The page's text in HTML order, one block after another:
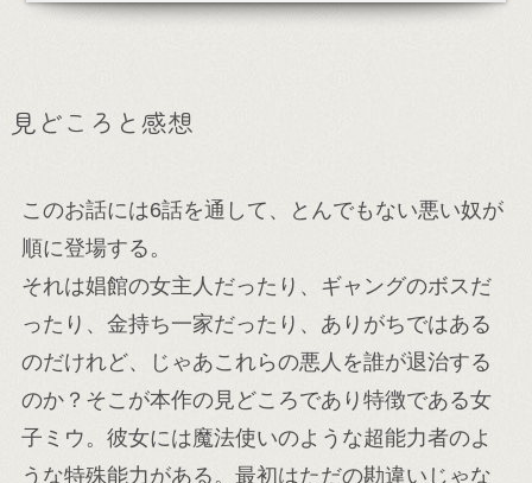
見どころと感想
このお話には6話を通して、とんでもない悪い奴が
順に登場する。
それは娼館の女主人だったり、ギャングのボスだ
ったり、金持ち一家だったり、ありがちではある
のだけれど、じゃあこれらの悪人を誰が退治する
のか？そこが本作の見どころであり特徴である女
子ミウ。彼女には魔法使いのような超能力者のよ
うな特殊能力がある。最初はただの勘違いじゃな